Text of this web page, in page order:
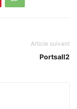
Article suivant
Portsall2